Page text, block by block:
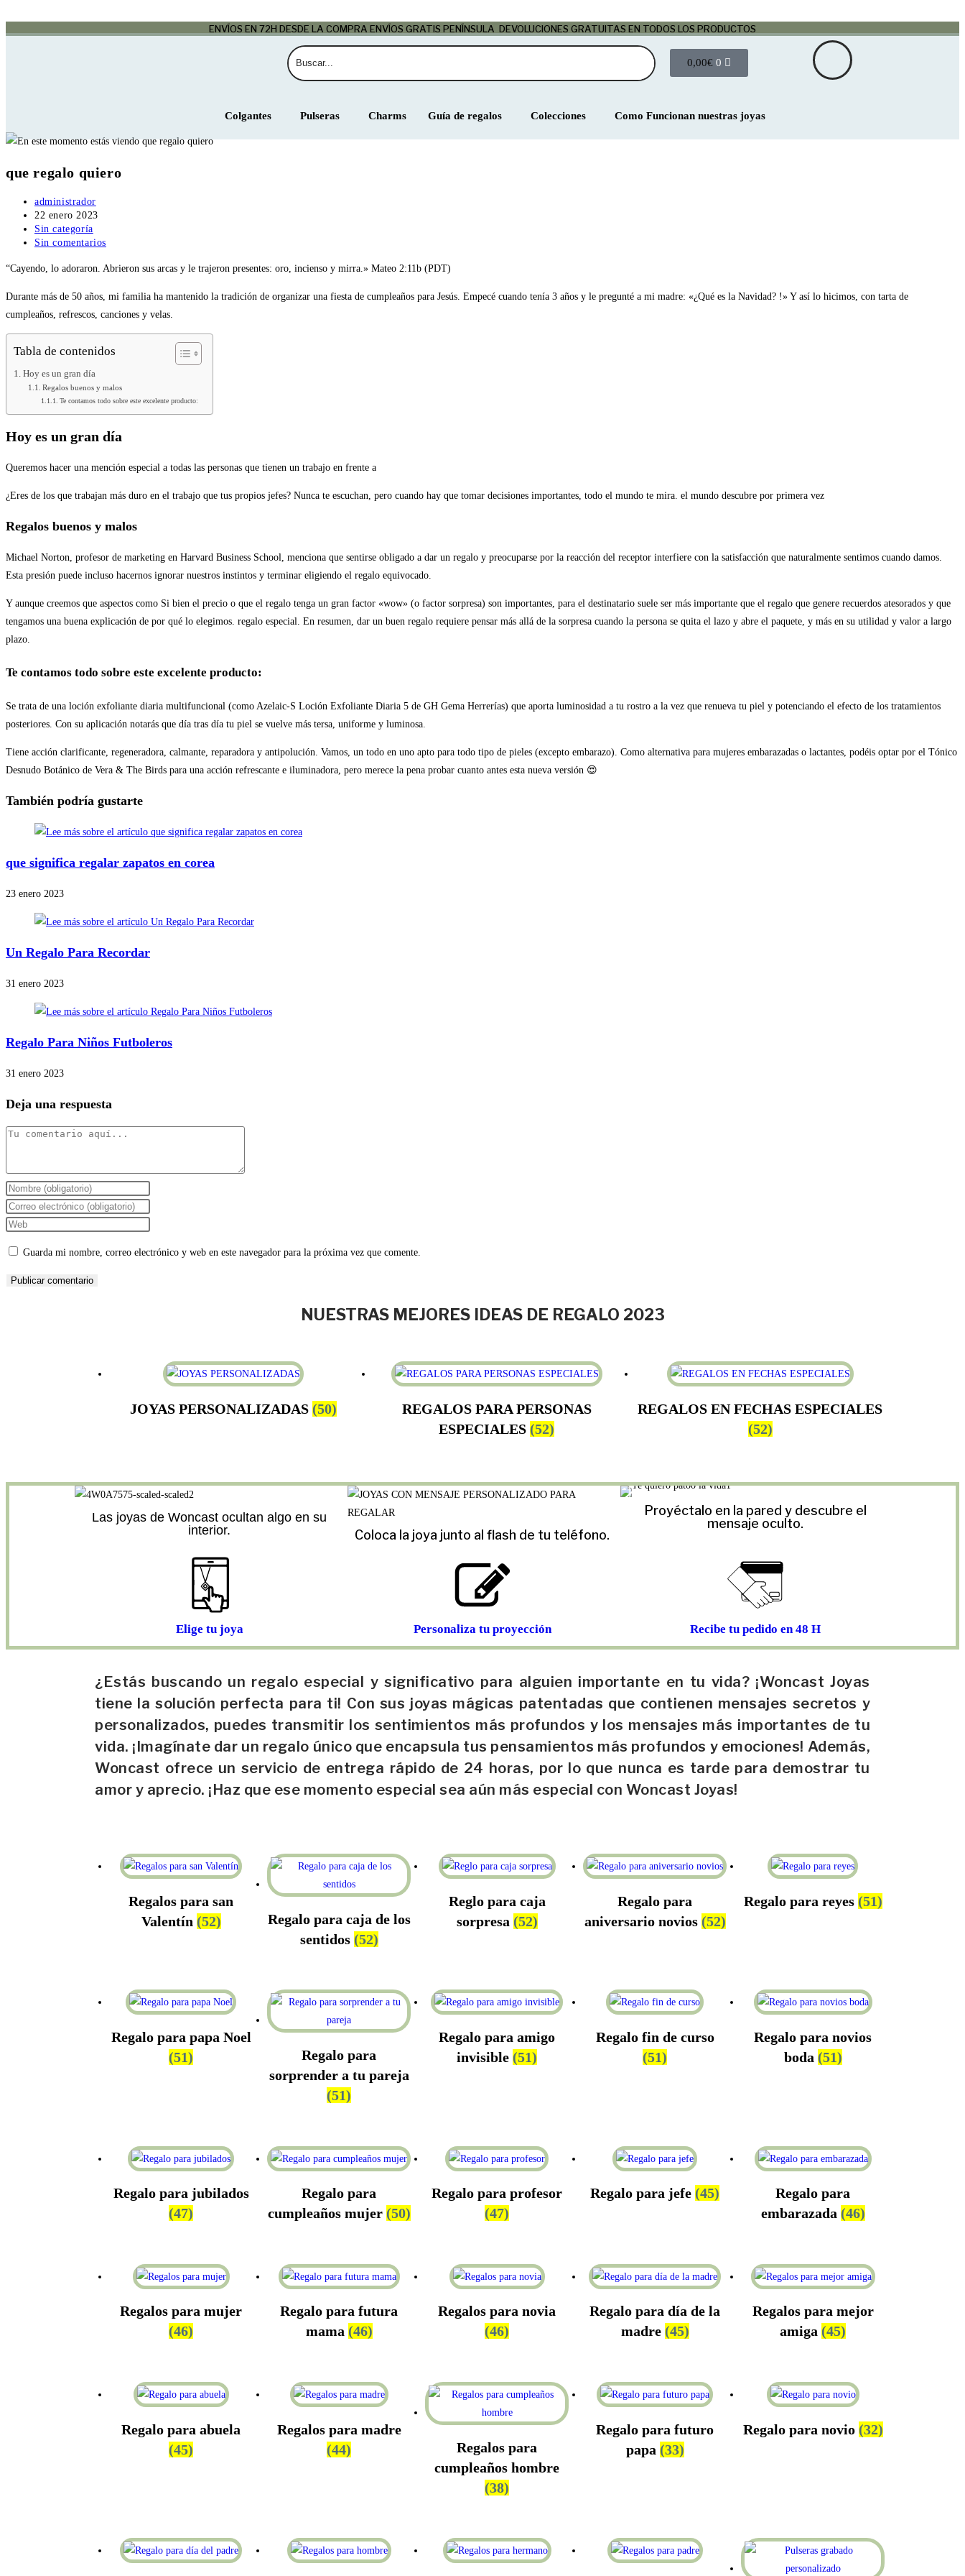
ENVÍOS EN 72H DESDE LA COMPRA ENVÍOS GRATIS PENÍNSULA DEVOLUCIONES GRATUITAS EN TODOS LOS PRODUCTOS
0,00€ 0
Colgantes Pulseras Charms Guía de regalos Colecciones Como Funcionan nuestras joyas
que regalo quiero
administrador
22 enero 2023
Sin categoría
Sin comentarios
“Cayendo, lo adoraron. Abrieron sus arcas y le trajeron presentes: oro, incienso y mirra.» Mateo 2:11b (PDT)
Durante más de 50 años, mi familia ha mantenido la tradición de organizar una fiesta de cumpleaños para Jesús. Empecé cuando tenía 3 años y le pregunté a mi madre: «¿Qué es la Navidad? !» Y así lo hicimos, con tarta de
cumpleaños, refrescos, canciones y velas.
Tabla de contenidos
Hoy es un gran día
Regalos buenos y malos
Te contamos todo sobre este excelente producto:
Hoy es un gran día
Queremos hacer una mención especial a todas las personas que tienen un trabajo en frente a
¿Eres de los que trabajan más duro en el trabajo que tus propios jefes? Nunca te escuchan, pero cuando hay que tomar decisiones importantes, todo el mundo te mira. el mundo descubre por primera vez
Regalos buenos y malos
Michael Norton, profesor de marketing en Harvard Business School, menciona que sentirse obligado a dar un regalo y preocuparse por la reacción del receptor interfiere con la satisfacción que naturalmente sentimos cuando damos.
Esta presión puede incluso hacernos ignorar nuestros instintos y terminar eligiendo el regalo equivocado.
Y aunque creemos que aspectos como Si bien el precio o que el regalo tenga un gran factor «wow» (o factor sorpresa) son importantes, para el destinatario suele ser más importante que el regalo que genere recuerdos atesorados y que
tengamos una buena explicación de por qué lo elegimos. regalo especial. En resumen, dar un buen regalo requiere pensar más allá de la sorpresa cuando la persona se quita el lazo y abre el paquete, y más en su utilidad y valor a largo
plazo.
Te contamos todo sobre este excelente producto:
Se trata de una loción exfoliante diaria multifuncional (como Azelaic-S Loción Exfoliante Diaria 5 de GH Gema Herrerías) que aporta luminosidad a tu rostro a la vez que renueva tu piel y potenciando el efecto de los tratamientos
posteriores. Con su aplicación notarás que día tras día tu piel se vuelve más tersa, uniforme y luminosa.
Tiene acción clarificante, regeneradora, calmante, reparadora y antipolución. Vamos, un todo en uno apto para todo tipo de pieles (excepto embarazo). Como alternativa para mujeres embarazadas o lactantes, podéis optar por el Tónico
Desnudo Botánico de Vera & The Birds para una acción refrescante e iluminadora, pero merece la pena probar cuanto antes esta nueva versión 😍
También podría gustarte
que significa regalar zapatos en corea
23 enero 2023
Un Regalo Para Recordar
31 enero 2023
Regalo Para Niños Futboleros
31 enero 2023
Deja una respuesta
Guarda mi nombre, correo electrónico y web en este navegador para la próxima vez que comente.
NUESTRAS MEJORES IDEAS DE REGALO 2023
JOYAS PERSONALIZADAS (50)
REGALOS PARA PERSONAS
ESPECIALES (52)
REGALOS EN FECHAS ESPECIALES
(52)
Las joyas de Woncast ocultan algo en su
interior.
Coloca la joya junto al flash de tu teléfono.
Proyéctalo en la pared y descubre el
mensaje oculto.
Elige tu joya Personaliza tu proyección Recibe tu pedido en 48 H
¿Estás buscando un regalo especial y significativo para alguien importante en tu vida? ¡Woncast Joyas
tiene la solución perfecta para ti! Con sus joyas mágicas patentadas que contienen mensajes secretos y
personalizados, puedes transmitir los sentimientos más profundos y los mensajes más importantes de tu
vida. ¡Imagínate dar un regalo único que encapsula tus pensamientos más profundos y emociones! Además,
Woncast ofrece un servicio de entrega rápido de 24 horas, por lo que nunca es tarde para demostrar tu
amor y aprecio. ¡Haz que ese momento especial sea aún más especial con Woncast Joyas!
Regalos para san
Valentín (52)
Regalo para caja de los
sentidos (52)
Reglo para caja
sorpresa (52)
Regalo para
aniversario novios (52)
Regalo para reyes (51)
Regalo para papa Noel
(51)
Regalo para
sorprender a tu pareja
(51)
Regalo para amigo
invisible (51)
Regalo fin de curso
(51)
Regalo para novios
boda (51)
Regalo para jubilados
(47)
Regalo para
cumpleaños mujer (50)
Regalo para profesor
(47)
Regalo para jefe (45)
Regalo para
embarazada (46)
Regalos para mujer
(46)
Regalo para futura
mama (46)
Regalos para novia
(46)
Regalo para día de la
madre (45)
Regalos para mejor
amiga (45)
Regalo para abuela
(45)
Regalos para madre
(44)
Regalos para
cumpleaños hombre
(38)
Regalo para futuro
papa (33)
Regalo para novio (32)